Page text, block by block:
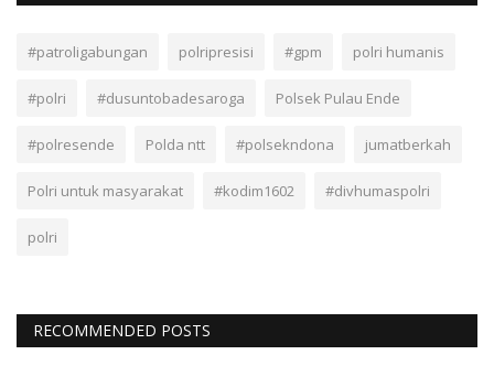
#patroligabungan polripresisi #gpm polri humanis
#polri #dusuntobadesaroga Polsek Pulau Ende
#polresende Polda ntt #polsekndona jumatberkah
Polri untuk masyarakat #kodim1602 #divhumaspolri
polri
RECOMMENDED POSTS